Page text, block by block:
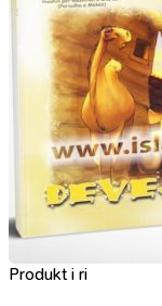
Produkt i ri